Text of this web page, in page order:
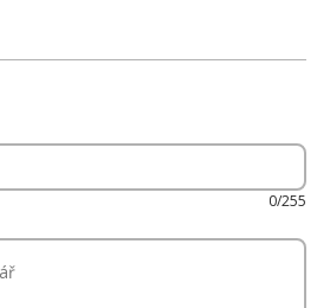
0/255